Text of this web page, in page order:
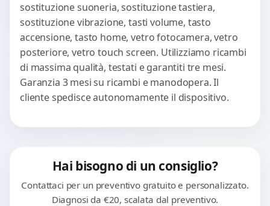
sostituzione suoneria, sostituzione tastiera,
sostituzione vibrazione, tasti volume, tasto
accensione, tasto home, vetro fotocamera, vetro
posteriore, vetro touch screen. Utilizziamo ricambi
di massima qualità, testati e garantiti tre mesi.
Garanzia 3 mesi su ricambi e manodopera. Il
cliente spedisce autonomamente il dispositivo.
Hai bisogno di un consiglio?
Contattaci per un preventivo gratuito e personalizzato.
Diagnosi da €20, scalata dal preventivo.